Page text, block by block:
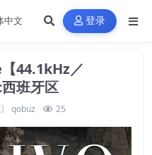
登录
44.1kHz／
班牙区
qobuz 25